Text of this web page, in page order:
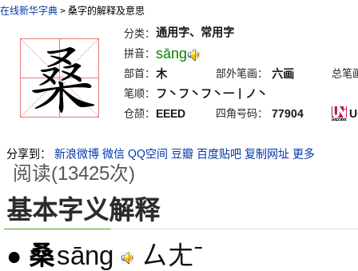
在线新华字典 > 桑字的解释及意思
分类： 通用字、常用字
拼音： sāng
部首： 木 部外笔画： 六画
总笔
笔顺：
フ丶フ丶フ丶一丨ノ丶
仓颉： EEED 四角号码： 77904
分享到： 新浪微博 微信 QQ空间 豆瓣 百度贴吧 复制网址 更多
阅读(13425次)
基本字义解释
● 桑sāng ㄙㄤˉ